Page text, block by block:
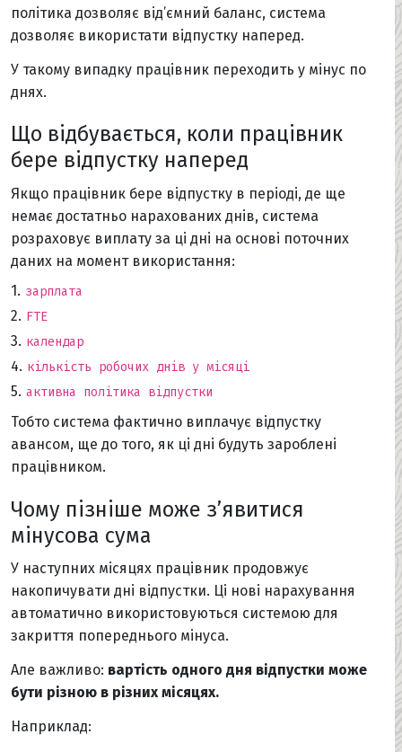
політика дозволяє від’ємний баланс, система
дозволяє використати відпустку наперед.
У такому випадку працівник переходить у мінус по
днях.
Що відбувається, коли працівник
бере відпустку наперед
Якщо працівник бере відпустку в періоді, де ще
немає достатньо нарахованих днів, система
розраховує виплату за ці дні на основі поточних
даних на момент використання:
зарплата
FTE
календар
кількість робочих днів у місяці
активна політика відпустки
Тобто система фактично виплачує відпустку
авансом, ще до того, як ці дні будуть зароблені
працівником.
Чому пізніше може з’явитися
мінусова сума
У наступних місяцях працівник продовжує
накопичувати дні відпустки. Ці нові нарахування
автоматично використовуються системою для
закриття попереднього мінуса.
Але важливо: вартість одного дня відпустки може
бути різною в різних місяцях.
Наприклад: